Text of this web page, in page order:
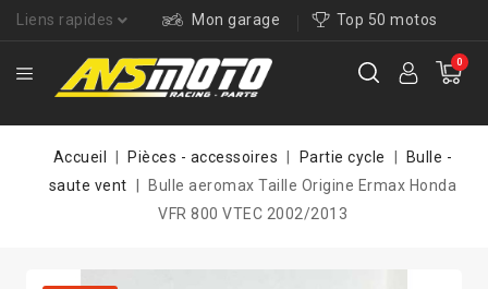
Liens rapides Mon garage Top 50 motos
0
Accueil Pièces - accessoires Partie cycle
Bulle -
saute vent
Bulle aeromax Taille Origine Ermax Honda
VFR 800 VTEC 2002/2013